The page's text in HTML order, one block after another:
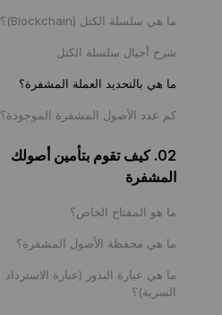
ما هي سلسلة الكتل (Blockchain)؟
شرح أجيال سلسلة الكتل
ما هي بالتحديد العملة المشفرة؟
كم عدد الأصول المشفرة الموجودة؟
02. كيف تقوم بتأمين أصولك
المشفرة
ما هو المفتاح الخاص؟
ما هي محفظة الأصول المشفرة؟
ما هي عبارة البذور (عبارة الاسترداد
السرية)؟
مشاركة